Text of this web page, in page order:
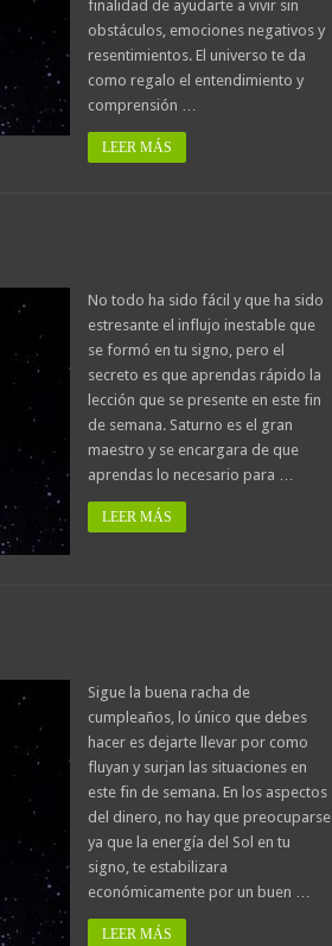
finalidad de ayudarte a vivir sin
obstáculos, emociones negativos y
resentimientos. El universo te da
como regalo el entendimiento y
comprensión …
LEER MÁS
No todo ha sido fácil y que ha sido
estresante el influjo inestable que
se formó en tu signo, pero el
secreto es que aprendas rápido la
lección que se presente en este fin
de semana. Saturno es el gran
maestro y se encargara de que
aprendas lo necesario para …
LEER MÁS
Sigue la buena racha de
cumpleaños, lo único que debes
hacer es dejarte llevar por como
fluyan y surjan las situaciones en
este fin de semana. En los aspectos
del dinero, no hay que preocuparse
ya que la energía del Sol en tu
signo, te estabilizara
económicamente por un buen …
LEER MÁS